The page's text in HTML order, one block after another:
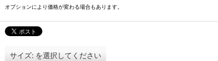
オプションにより価格が変わる場合もあります。
サイズ: を選択してください